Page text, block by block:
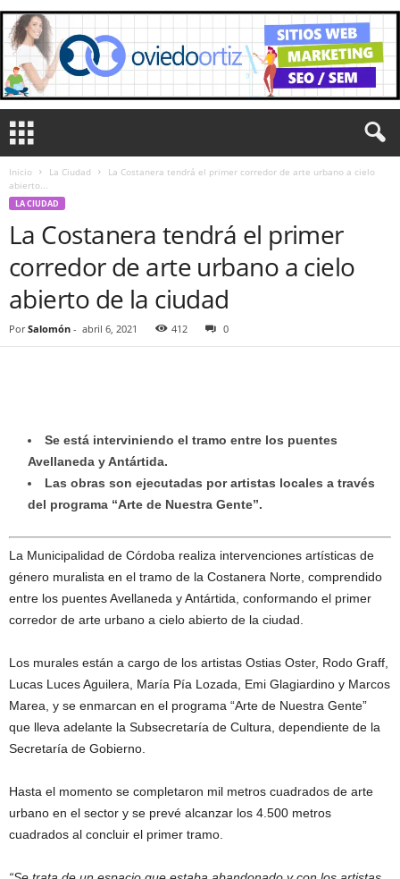
Inicio La Ciudad
La Costanera tendrá el primer corredor de arte urbano a cielo
abierto...
LA CIUDAD
La Costanera tendrá el primer
corredor de arte urbano a cielo
abierto de la ciudad
Por Salomón - abril 6, 2021 412 0
Se está interviniendo el tramo entre los puentes
Avellaneda y Antártida.
Las obras son ejecutadas por artistas locales a través
del programa “Arte de Nuestra Gente”.
La Municipalidad de Córdoba realiza intervenciones artísticas de
género muralista en el tramo de la Costanera Norte, comprendido
entre los puentes Avellaneda y Antártida, conformando el primer
corredor de arte urbano a cielo abierto de la ciudad.
Los murales están a cargo de los artistas Ostias Oster, Rodo Graff,
Lucas Luces Aguilera, María Pía Lozada, Emi Glagiardino y Marcos
Marea, y se enmarcan en el programa “Arte de Nuestra Gente”
que lleva adelante la Subsecretaría de Cultura, dependiente de la
Secretaría de Gobierno.
Hasta el momento se completaron mil metros cuadrados de arte
urbano en el sector y se prevé alcanzar los 4.500 metros
cuadrados al concluir el primer tramo.